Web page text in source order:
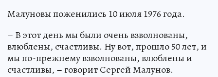
Малуновы поженились 10 июля 1976 года.
– В этот день мы были очень взволнованы,
влюблены, счастливы. Ну вот, прошло 50 лет, и
мы по-прежнему взволнованы, влюблены и
счастливы, – говорит Сергей Малунов.